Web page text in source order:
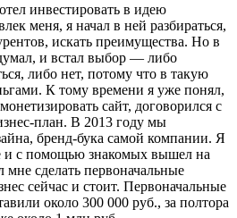
инвестировать в идею
меня, я начал в ней разбираться,
искать преимущества. Но в
и встал выбор — либо
либо нет, потому что в такую
К тому времени я уже понял,
сайт, договорился с
план. В 2013 году мы
бренд-бука самой компании. Я
и с помощью знакомых вышел на
мне сделать первоначальные
сейчас и стоит. Первоначальные
около 300 000 руб., за полтора